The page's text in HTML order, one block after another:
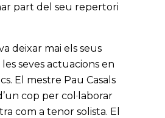
part del seu repertori
deixar mai els seus
seves actuacions en
El mestre Pau Casals
cop per col·laborar
com a tenor solista. El